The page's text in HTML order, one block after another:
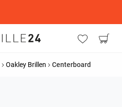
Oakley Brillen Centerboard